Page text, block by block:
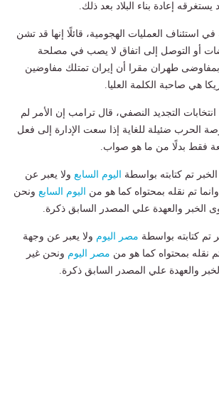
إعادة بناء البلاد بعد ذلك.
استئناف العمليات الهجومية، قائلًا إنها قد تشن
أو التوصل إلى اتفاق لا يصب في مصلحة
بمفاوضى طهران مقرا أن إيران تمتلك مفاوضين
هي صاحبة الكلمة العليا.
التجديد النصفي، قال ترامب إن الأمر لم
الحرب ضئيلة للغاية إذا سعت الإدارة إلى فعل
فقط بدلًا من ما هو صواب.
تم كتابته بواسطة اليوم السابع ولا يعبر عن
وانما تم نقله بمحتواه كما هو من اليوم السابع ونحن
الخبر والعهدة علي المصدر السابق ذكرة.
تم كتابته بواسطة مصر اليوم ولا يعبر عن وجهة
نقله بمحتواه كما هو من مصر اليوم ونحن غير
والعهدة علي المصدر السابق ذكرة.